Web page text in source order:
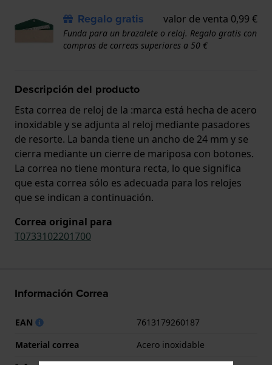
Regalo gratis valor de venta 0,99 €
Funda para un brazalete o reloj. Regalo gratis con
compras de correas superiores a 50 €
Descripción del producto
Esta correa de reloj de la :marca está hecha de acero
inoxidable y se adjunta al reloj mediante pasadores
de resorte. La banda tiene un ancho de 24 mm y se
cierra mediante un cierre de mariposa con botones.
La correa no tiene montura recta, lo que significa
que esta correa sólo es adecuada para los relojes
que se indican a continuación.
Correa original para
T0733102201700
Información Correa
EAN
7613179260187
Material correa
Acero inoxidable